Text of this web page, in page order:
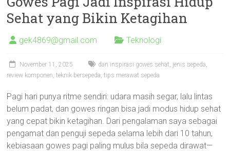
Sehat yang Bikin Ketagihan
gek4869@gmail.com Teknologi
November 11, 2025 dan inspirasi gowes sehat, jenis sepeda,
review komponen,teknik bersepeda,tips merawat sepeda
Pagi hari punya ritme sendiri: udara masih segar, lalu lintas
belum padat, dan gowes ringan bisa jadi modus hidup sehat
yang cepat bikin ketagihan. Dari pengalaman saya sebagai
pengamat dan penguji sepeda selama lebih dari 10 tahun,
kebiasaan gowes pagi paling mulus bila sepeda dirawat—